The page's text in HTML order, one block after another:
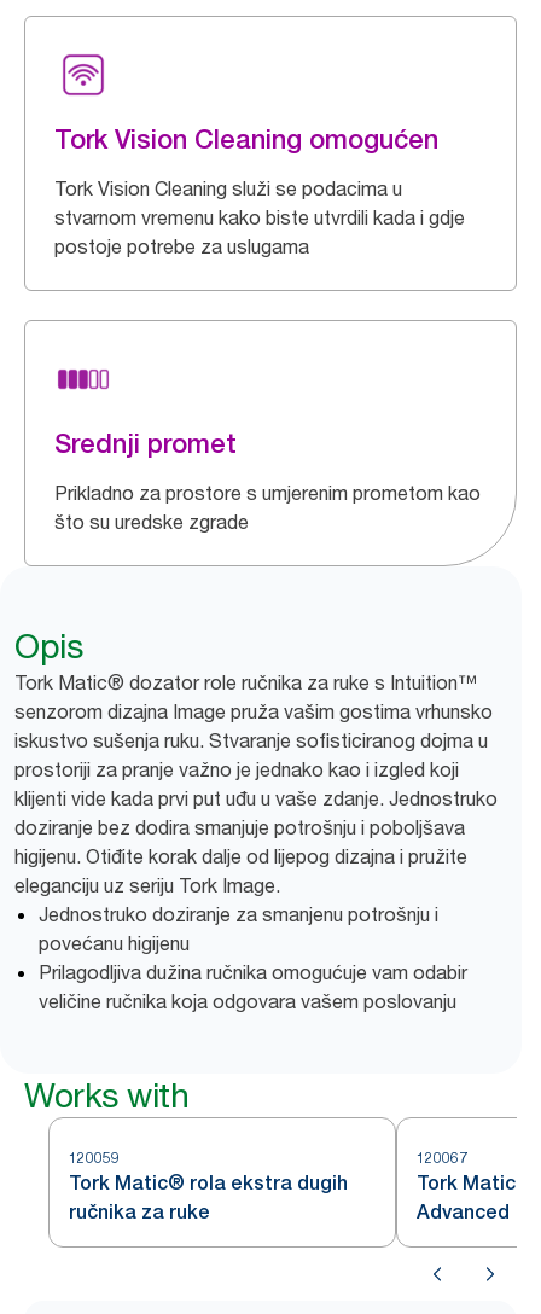
Tork Vision Cleaning omogućen
Tork Vision Cleaning služi se podacima u
stvarnom vremenu kako biste utvrdili kada i gdje
postoje potrebe za uslugama
Srednji promet
Prikladno za prostore s umjerenim prometom kao
što su uredske zgrade
Opis
Tork Matic® dozator role ručnika za ruke s Intuition™
senzorom dizajna Image pruža vašim gostima vrhunsko
iskustvo sušenja ruku. Stvaranje sofisticiranog dojma u
prostoriji za pranje važno je jednako kao i izgled koji
klijenti vide kada prvi put uđu u vaše zdanje. Jednostruko
doziranje bez dodira smanjuje potrošnju i poboljšava
higijenu. Otiđite korak dalje od lijepog dizajna i pružite
eleganciju uz seriju Tork Image.
Jednostruko doziranje za smanjenu potrošnju i
povećanu higijenu
Prilagodljiva dužina ručnika omogućuje vam odabir
veličine ručnika koja odgovara vašem poslovanju
Works with
120059
Tork Matic® rola ekstra dugih
ručnika za ruke
120067
Tork Matic®
Advanced